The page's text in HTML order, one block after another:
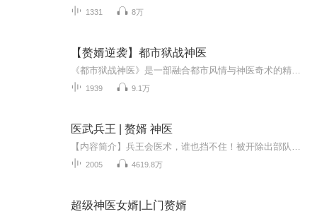
1331 8万
【赘婿逆袭】都市狱战神医
1939 9.1万
医武兵王 | 赘婿 神医
2005 4619.8万
超级神医女婿|上门赘婿